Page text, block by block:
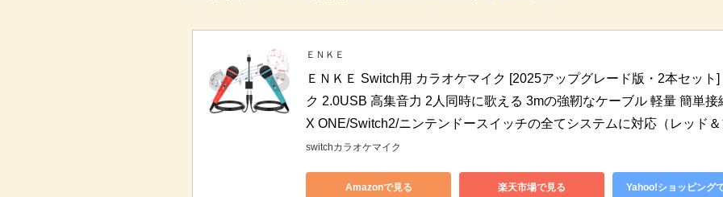
ＥＮＫＥ
ＥＮＫＥ Switch用 カラオケマイク [2025アップグレード版・2本セット
ク 2.0USB 高集音力 2人同時に歌える 3mの強靭なケーブル 軽量 簡単
X ONE/Switch2/ニンテンドースイッチの全てシステムに対応（レッド
switchカラオケマイク
Amazonで見る 楽天市場で見る Yahoo!ショッピング